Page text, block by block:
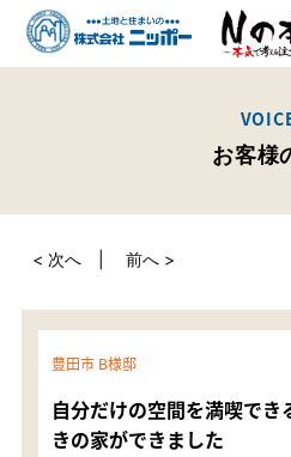
お客様
< 次へ 前へ >
豊田市 B様邸
自分だけの空間を満喫で
きの家ができました